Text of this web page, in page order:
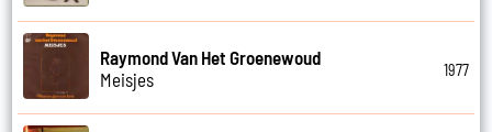
Raymond Van Het Groenewoud
Meisjes
1977